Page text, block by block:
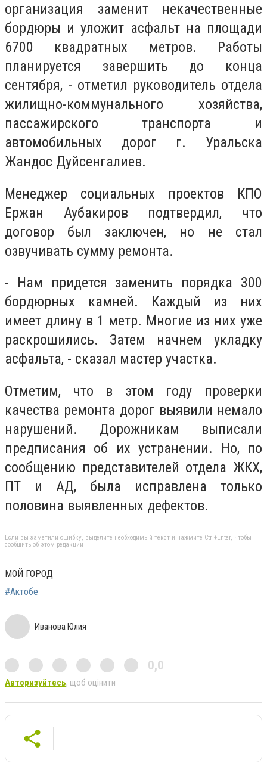
организация заменит некачественные
бордюры и уложит асфальт на площади
6700 квадратных метров. Работы
планируется завершить до конца
сентября, - отметил руководитель отдела
жилищно-коммунального хозяйства,
пассажирского транспорта и
автомобильных дорог г. Уральска
Жандос Дуйсенгалиев.
Менеджер социальных проектов КПО
Ержан Аубакиров подтвердил, что
договор был заключен, но не стал
озвучивать сумму ремонта.
- Нам придется заменить порядка 300
бордюрных камней. Каждый из них
имеет длину в 1 метр. Многие из них уже
раскрошились. Затем начнем укладку
асфальта, - сказал мастер участка.
Отметим, что в этом году проверки
качества ремонта дорог выявили немало
нарушений. Дорожникам выписали
предписания об их устранении. Но, по
сообщению представителей отдела ЖКХ,
ПТ и АД, была исправлена только
половина выявленных дефектов.
Если вы заметили ошибку, выделите необходимый текст и нажмите Ctrl+Enter, чтобы
сообщить об этом редакции
МОЙ ГОРОД
#Актобе
Иванова Юлия
0,0
Авторизуйтесь, щоб оцінити